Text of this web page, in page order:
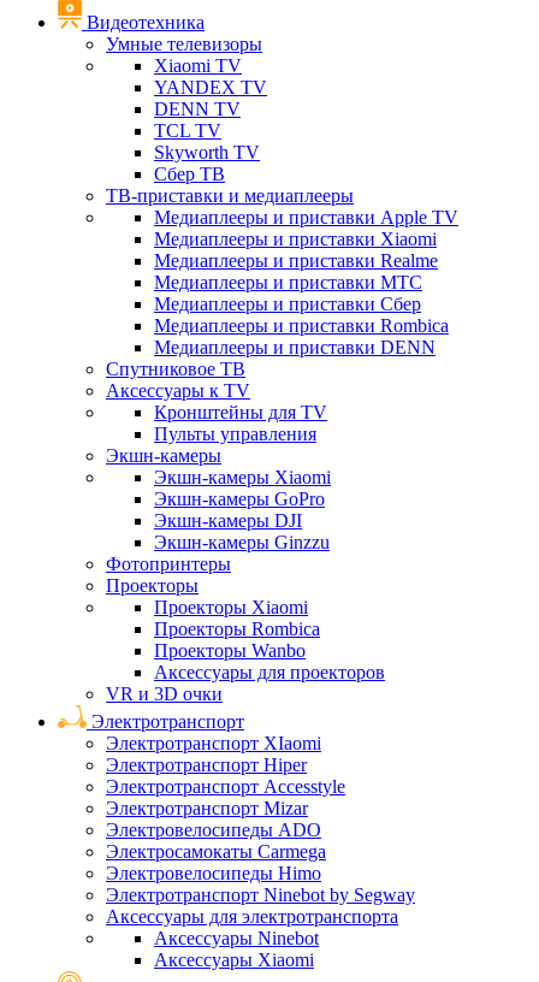
Видеотехника
Умные телевизоры
Xiaomi TV
YANDEX TV
DENN TV
TCL TV
Skyworth TV
Сбер ТВ
ТВ-приставки и медиаплееры
Медиаплееры и приставки Apple TV
Медиаплееры и приставки Xiaomi
Медиаплееры и приставки Realme
Медиаплееры и приставки МТС
Медиаплееры и приставки Сбер
Медиаплееры и приставки Rombica
Медиаплееры и приставки DENN
Спутниковое ТВ
Аксессуары к TV
Кронштейны для TV
Пульты управления
Экшн-камеры
Экшн-камеры Xiaomi
Экшн-камеры GoPro
Экшн-камеры DJI
Экшн-камеры Ginzzu
Фотопринтеры
Проекторы
Проекторы Xiaomi
Проекторы Rombica
Проекторы Wanbo
Аксессуары для проекторов
VR и 3D очки
Электротранспорт
Электротранспорт XIaomi
Электротранспорт Hiper
Электротранспорт Accesstyle
Электротранспорт Mizar
Электровелосипеды ADO
Электросамокаты Carmega
Электровелосипеды Himo
Электротранспорт Ninebot by Segway
Аксессуары для электротранспорта
Аксессуары Ninebot
Аксессуары Xiaomi